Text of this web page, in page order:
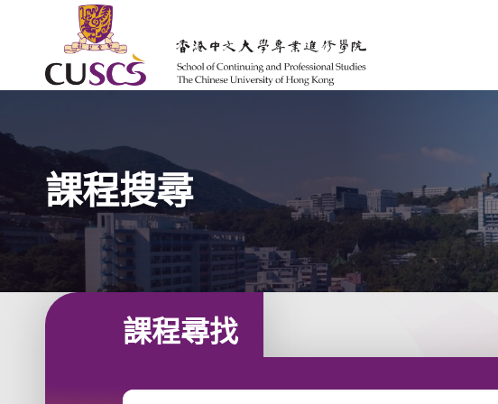
Skip to main content
The Chinese Univeristy of hong Kong
課程搜尋
課程尋找
輸入課程關鍵字